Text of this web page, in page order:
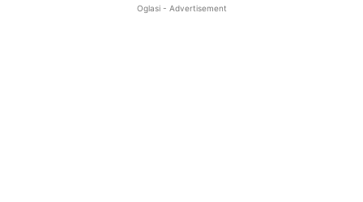
Oglasi - Advertisement